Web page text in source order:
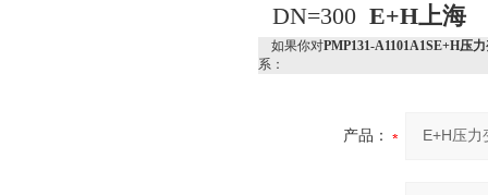
DN=300 E+H上海
如果你对PMP131-A1101A1SE+H压
系：
产品：